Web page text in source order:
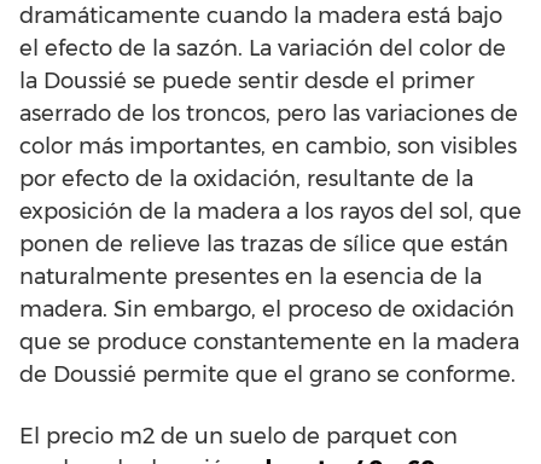
dramáticamente cuando la madera está bajo
el efecto de la sazón. La variación del color de
la Doussié se puede sentir desde el primer
aserrado de los troncos, pero las variaciones de
color más importantes, en cambio, son visibles
por efecto de la oxidación, resultante de la
exposición de la madera a los rayos del sol, que
ponen de relieve las trazas de sílice que están
naturalmente presentes en la esencia de la
madera. Sin embargo, el proceso de oxidación
que se produce constantemente en la madera
de Doussié permite que el grano se conforme.
El precio m2 de un suelo de parquet con